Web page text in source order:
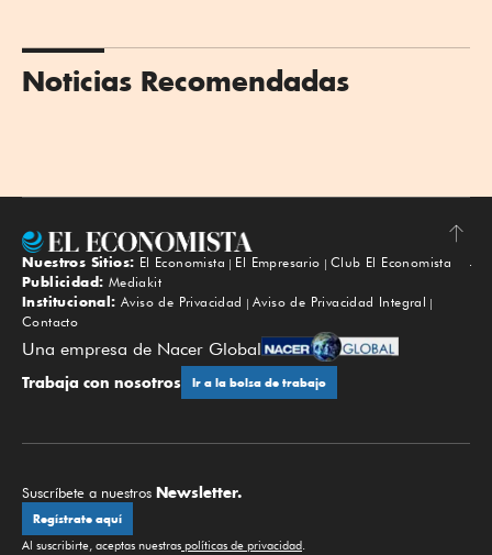
Noticias Recomendadas
Subir
Nuestros Sitios: El Economista El Empresario
Club El Economista
Publicidad: Mediakit
Institucional: Aviso de Privacidad
Aviso de Privacidad Integral
Contacto
Una empresa de Nacer Global
Trabaja con nosotros Ir a la bolsa de trabajo
Suscríbete a nuestros Newsletter.
Regístrate aquí
Al suscribirte, aceptas nuestras políticas de privacidad.